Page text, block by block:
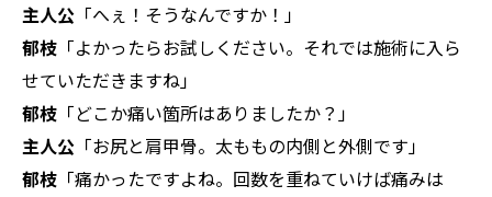
主人公 「へぇ！そうなんですか！」
郁枝 「よかったらお試しください。それでは施術に入ら
せていただきますね」
郁枝 「どこか痛い箇所はありましたか？」
主人公 「お尻と肩甲骨。太ももの内側と外側です」
郁枝 「痛かったですよね。回数を重ねていけば痛みは